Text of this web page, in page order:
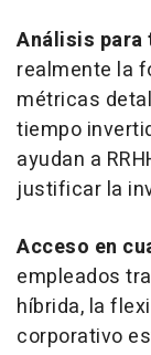
Análisis para
realmente la
métricas
tiempo
ayudan a
justificar la
Acceso en
empleados
híbrida, la
corporativo